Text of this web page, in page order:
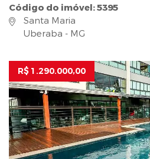
Código do imóvel: 5395
Santa Maria
Uberaba - MG
R$ 1.290.000,00